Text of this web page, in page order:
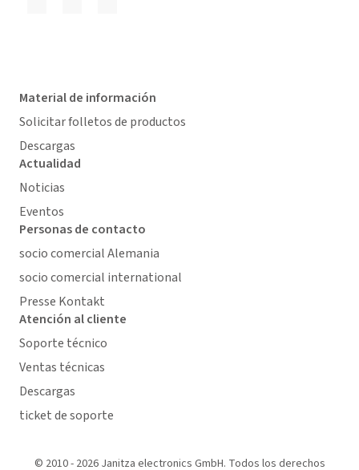
Material de información
Solicitar folletos de productos
Descargas
Actualidad
Noticias
Eventos
Personas de contacto
socio comercial Alemania
socio comercial international
Presse Kontakt
Atención al cliente
Soporte técnico
Ventas técnicas
Descargas
ticket de soporte
© 2010 - 2026 Janitza electronics GmbH. Todos los derechos